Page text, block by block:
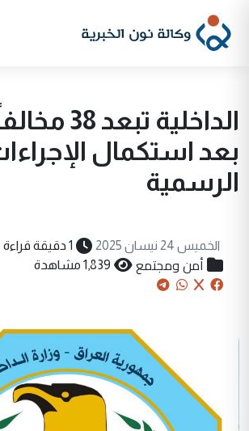
الداخلية
بعد استكمال
الرسمية
الخميس 24 نيسان 2025 1 دقيقة قراءة
أمن ومجتمع 1,839 مشاهدة